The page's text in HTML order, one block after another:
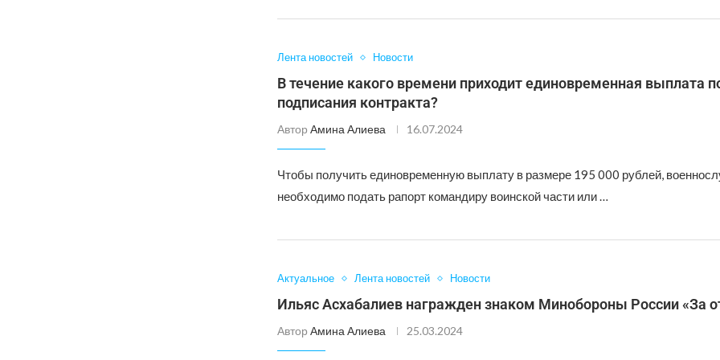
Лента новостей Новости
В течение какого времени приходит единовременная выплата
подписания контракта?
Автор Амина Алиева 16.07.2024
Чтобы получить единовременную выплату в размере 195 000 рублей,
необходимо подать рапорт командиру воинской части или …
Актуальное Лента новостей Новости
Ильяс Асхабалиев награжден знаком Минобороны России «За
Автор Амина Алиева 25.03.2024